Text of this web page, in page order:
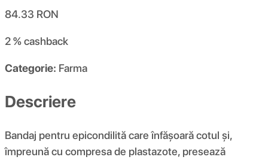
84.33 RON
2 %cashback
Categorie: Farma
Descriere
Bandaj pentru epicondilită care înfășoară cotul și,
împreună cu compresa de plastazote, presează